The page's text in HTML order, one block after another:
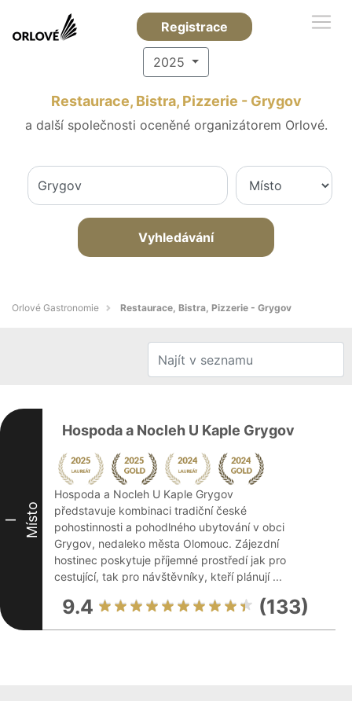
Registrace
2025
Restaurace, Bistra, Pizzerie - Grygov
a další společnosti oceněné organizátorem Orlové.
Vyhledávání
Orlové Gastronomie Restaurace, Bistra, Pizzerie - Grygov
I Místo
Hospoda a Nocleh U Kaple Grygov
Hospoda a Nocleh U Kaple Grygov
představuje kombinaci tradiční české
pohostinnosti a pohodlného ubytování v obci
Grygov, nedaleko města Olomouc. Zájezdní
hostinec poskytuje příjemné prostředí jak pro
cestující, tak pro návštěvníky, kteří plánují ...
9.4 (133)